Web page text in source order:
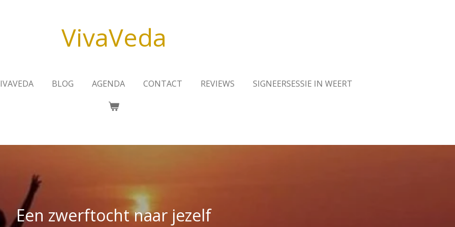
VivaVeda
BLOG AGENDA CONTACT REVIEWS SIGNEERSESSIE IN WEERT
Een zwerftocht naar jezelf